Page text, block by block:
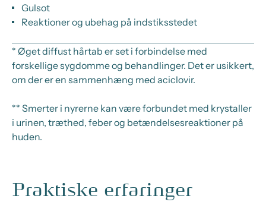
Gulsot
Reaktioner og ubehag på indstiksstedet
* Øget diffust hårtab er set i forbindelse med
forskellige sygdomme og behandlinger. Det er usikkert,
om der er en sammenhæng med aciclovir.
** Smerter i nyrerne kan være forbundet med krystaller
i urinen, træthed, feber og betændelsesreaktioner på
huden.
Praktiske erfaringer